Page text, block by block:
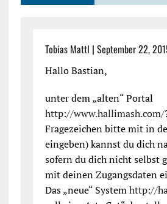
Tobias Mattl | September 22,
Hallo Bastian,
unter dem „alten“ Portal
http://www.hallimash.com/
Fragezeichen bitte mit in
eingeben) kannst du dich
sofern du dich nicht selbst
mit deinen Zugangsdaten
Das „neue“ Systemhttp://